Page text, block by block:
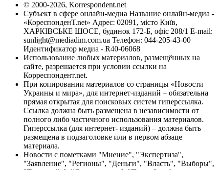
© 2000-2026, Korrespondent.net
Субъект в сфере онлайн-медиа Название онлайн-медиа -
«КореспонденТ.net» Адрес: 02091, місто Київ,
ХАРКІВСЬКЕ ШОСЕ, будинок 172-Б, офіс 208/1 E-mail:
sunlight@mediadim.com.ua Телефон: 044-205-43-00
Идентификатор медиа - R40-06068
Использование любых материалов, размещённых на
сайте, разрешается при условии ссылки на
Корреспондент.net.
При копировании материалов со страницы «Новости
Украины и мира», для интернет-изданий – обязательна
прямая открытая для поисковых систем гиперссылка.
Ссылка должна быть размещена в независимости от
полного либо частичного использования материалов.
Гиперссылка (для интернет- изданий) – должна быть
размещена в подзаголовке или в первом абзаце
материала.
Новости с пометками "Мнение", "Экспертиза",
"Заявление", "Регионы", "Деньги", "Власть", "Выборы",